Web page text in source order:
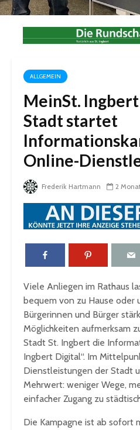
ALLGEMEIN
MeinSt.
Stadt startet
Online-
Frederik Hartmann 2
Viele Anliegen im Rathaus
bequem von zu Hause oder
Bürgerinnen und Bürger
Möglichkeiten aufmerksam
Stadt St. Ingbert die
Ingbert Digital“. Im
Dienstleistungen der Stadt
Mehrwert: weniger Wege,
einfacher Zugang zu
Die Kampagne ist ab sofort